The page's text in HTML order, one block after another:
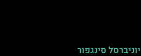
יוניברסל סינגפור